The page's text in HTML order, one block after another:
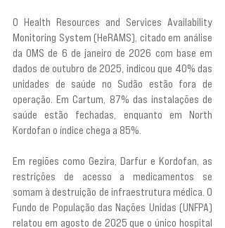
O Health Resources and Services Availability
Monitoring System (HeRAMS), citado em análise
da OMS de 6 de janeiro de 2026 com base em
dados de outubro de 2025, indicou que 40% das
unidades de saúde no Sudão estão fora de
operação. Em Cartum, 87% das instalações de
saúde estão fechadas, enquanto em North
Kordofan o índice chega a 85%.
Em regiões como Gezira, Darfur e Kordofan, as
restrições de acesso a medicamentos se
somam à destruição de infraestrutura médica. O
Fundo de População das Nações Unidas (UNFPA)
relatou em agosto de 2025 que o único hospital